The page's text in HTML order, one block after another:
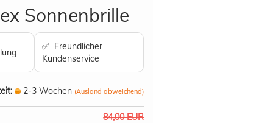
Sonnenbrille
✅ Freundlicher
Kundenservice
2-3 Wochen (Ausland abweichend)
84,00 EUR